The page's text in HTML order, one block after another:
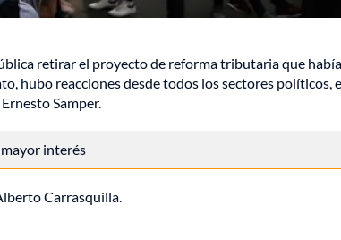
retirar el proyecto de reforma tributaria que había
hubo reacciones desde todos los sectores políticos,
Samper.
interés
Carrasquilla.